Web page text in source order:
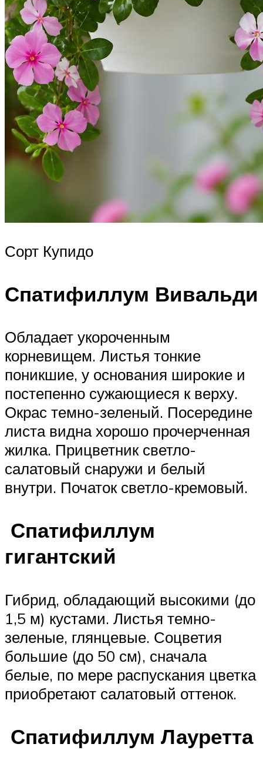
Сорт Купидо
Спатифиллум Вивальди
Обладает укороченным
корневищем. Листья тонкие
поникшие, у основания широкие и
постепенно сужающиеся к верху.
Окрас темно-зеленый. Посередине
листа видна хорошо прочерченная
жилка. Прицветник светло-
салатовый снаружи и белый
внутри. Початок светло-кремовый.
Спатифиллум
гигантский
Гибрид, обладающий высокими (до
1,5 м) кустами. Листья темно-
зеленые, глянцевые. Соцветия
большие (до 50 см), сначала
белые, по мере распускания цветка
приобретают салатовый оттенок.
Спатифиллум Лауретта